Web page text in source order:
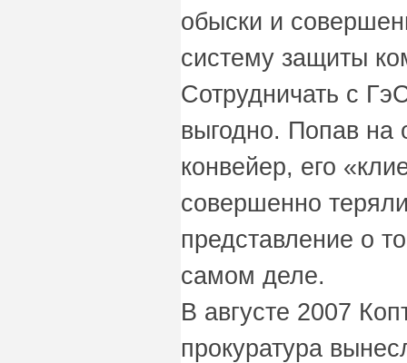
обыски и
систему защиты
Сотрудничать с
выгодно. Попав на
конвейер, его
совершенно
представление о
самом деле.
В августе 2007
прокуратура